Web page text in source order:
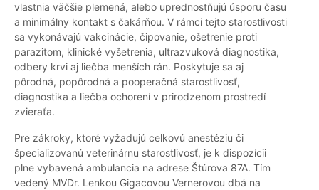
vlastnia väčšie plemená, alebo uprednostňujú úsporu času
a minimálny kontakt s čakárňou. V rámci tejto starostlivosti
sa vykonávajú vakcinácie, čipovanie, ošetrenie proti
parazitom, klinické vyšetrenia, ultrazvuková diagnostika,
odbery krvi aj liečba menších rán. Poskytuje sa aj
pôrodná, popôrodná a pooperačná starostlivosť,
diagnostika a liečba ochorení v prirodzenom prostredí
zvieraťa.
Pre zákroky, ktoré vyžadujú celkovú anestéziu či
špecializovanú veterinárnu starostlivosť, je k dispozícii
plne vybavená ambulancia na adrese Štúrova 87A. Tím
vedený MVDr. Lenkou Gigacovou Vernerovou dbá na